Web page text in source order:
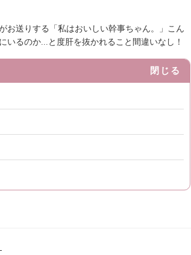
お送りする「私はおいしい幹事ちゃん。」こん
いるのか...と度肝を抜かれること間違いなし！
閉じる